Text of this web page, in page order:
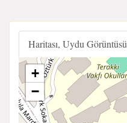
Haritası, Uydu Görüntüsü
+
−